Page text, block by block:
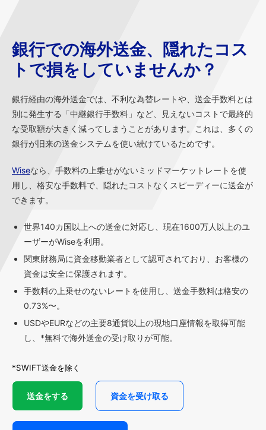
銀行での海外送金、隠れたコス
トで損をしていませんか？
銀行経由の海外送金では、不利な為替レートや、送金手数料とは
別に発生する「中継銀行手数料」など、見えないコストで最終的
な受取額が大きく減ってしまうことがあります。これは、多くの
銀行が旧来の送金システムを使い続けているためです。
Wiseなら、手数料の上乗せがないミッドマーケットレートを使
用し、格安な手数料で、隠れたコストなくスピーディーに送金が
できます。
世界140カ国以上への送金に対応し、現在1600万人以上のユ
ーザーがWiseを利用。
関東財務局に資金移動業者として認可されており、お客様の
資金は安全に保護されます。
手数料の上乗せのないレートを使用し、送金手数料は格安の
0.73%〜。
USDやEURなどの主要8通貨以上の現地口座情報を取得可能
し、*無料で海外送金の受け取りが可能。
*SWIFT送金を除く
送金をする 資金を受け取る